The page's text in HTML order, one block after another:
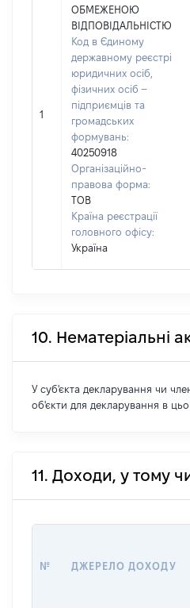
1
ОБМЕЖЕНОЮ
ВІДПОВІДАЛЬНІСТЮ
Код в Єдиному
державному реєстрі
юридичних осіб,
фізичних осіб –
підприємців та
громадських
формувань:
40250918
Організаційно-
правова форма:
ТОВ
Країна реєстрації
головного офісу:
Україна
10. Нематеріальні
У суб'єкта декларування чи
об'єкти для декларування в
11. Доходи, у тому
№ ДЖЕРЕЛО ДОХОДУ